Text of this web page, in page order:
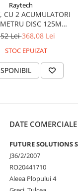
Raytech
CU 2 ACUMULATORI
DISC 125MM,
9000RPM
Lei368,08 Lei
STOC EPUIZAT
DATE COMERCIALE
FUTURE SOLUTIONS
J36/2/2007
RO20441710
Aleea Plopului 4